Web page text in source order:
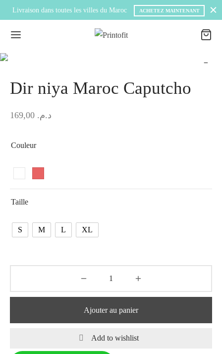
dans toutes les villes du Maroc ACHETEZ MAINTENANT Livraison
Dir niya Maroc Caputcho
د.م.
Couleur
Taille
S M L XL
Ajouter au panier
Add to wishlist